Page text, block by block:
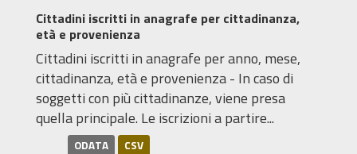
Cittadini iscritti in anagrafe per cittadinanza,
età e provenienza
Cittadini iscritti in anagrafe per anno, mese,
cittadinanza, età e provenienza - In caso di
soggetti con più cittadinanze, viene presa
quella principale. Le iscrizioni a partire...
ODATA CSV